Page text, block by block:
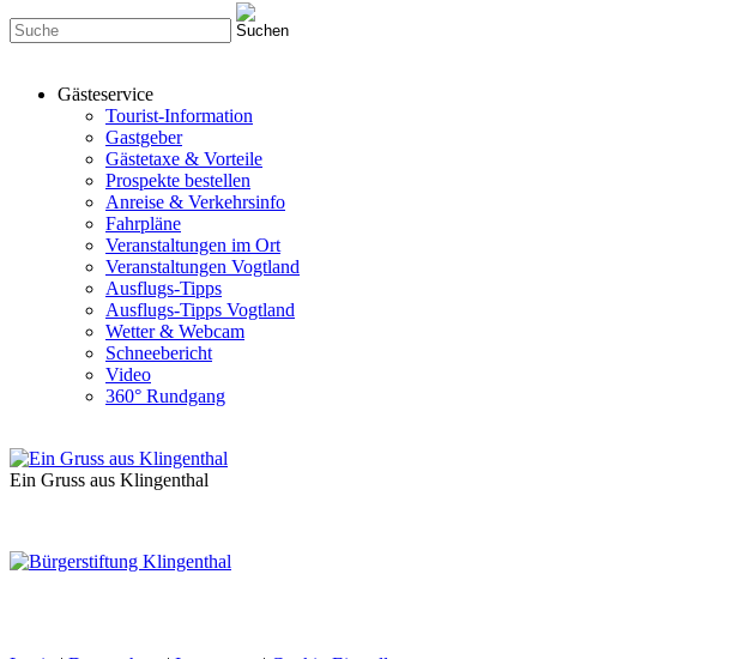
Gästeservice
Tourist-Information
Gastgeber
Gästetaxe & Vorteile
Prospekte bestellen
Anreise & Verkehrsinfo
Fahrpläne
Veranstaltungen im Ort
Veranstaltungen Vogtland
Ausflugs-Tipps
Ausflugs-Tipps Vogtland
Wetter & Webcam
Schneebericht
Video
360° Rundgang
Ein Gruss aus Klingenthal